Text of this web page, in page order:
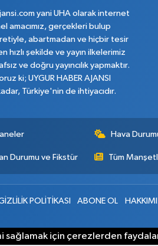
yani UHA olarak internet
amacımız, gerçekleri bulup
abartmadan ve hiçbir tesir
hızlı şekilde ve yayın ilkelerimiz
ve doğru yayıncılık yapmaktır.
ki; UYGUR HABER AJANSI
Türkiye'nin de ihtiyacıdır.
Hava
Durumu ve Fikstür Tüm
POLİTİKASI ABONE OL
sağlamak için çerezlerden